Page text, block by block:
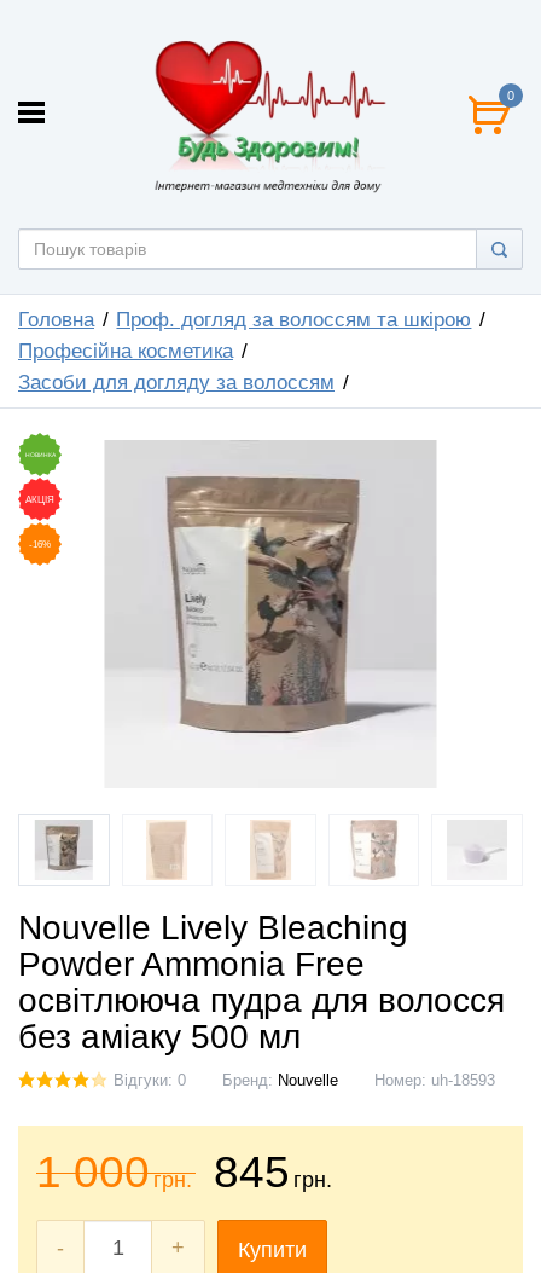
0
Головна
Проф. догляд за волоссям та шкірою
Професійна косметика
Засоби для догляду за волоссям
НОВИНКА
АКЦІЯ
-16%
Nouvelle Lively Bleaching
Powder Ammonia Free
освітлююча пудра для волосся
без аміаку 500 мл
Відгуки: 0 Бренд: Nouvelle Номер: uh-18593
1 000грн. 845 грн.
- + Купити